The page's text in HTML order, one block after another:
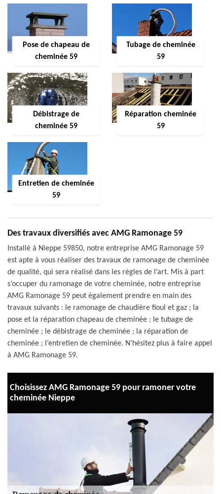
Pose de chapeau de
cheminée 59
Tubage de cheminée
59
Débistrage de
cheminée 59
Réparation cheminée
59
Entretien de cheminée
59
Des travaux diversifiés avec AMG Ramonage 59
Installé à Nieppe 59850, notre entreprise AMG Ramonage 59
est apte à vous réaliser des travaux de ramonage de cheminée
de qualité, qui sera réalisé dans les règles de l’art. Mis à part
s’occuper du ramonage de votre cheminée, notre entreprise
AMG Ramonage 59 peut également prendre en main des
travaux suivants : le ramonage de chaudière fioul et gaz ; la
pose et la réparation chapeau de cheminée ; le tubage de
cheminée ; le débistrage de cheminée ; la réparation de
cheminée ; l’entretien de cheminée. N’hésitez plus à faire appel
à AMG Ramonage 59.
Choisissez AMG Ramonage 59 pour ramoner votre
cheminée Nieppe